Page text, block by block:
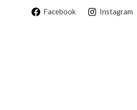
Facebook Instagram